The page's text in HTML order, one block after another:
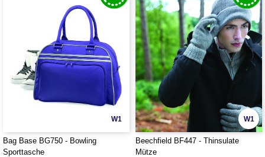
W1
Bag Base BG750 - Bowling
Sporttasche
W1
Beechfield BF447 - Thinsulate
Mütze